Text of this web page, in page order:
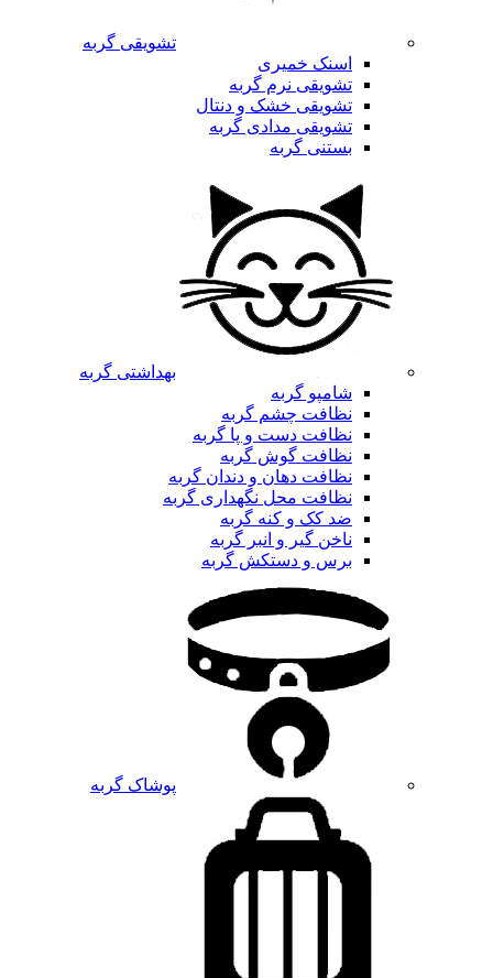
تشویقی گربه
اسنک خمیری
تشویقی نرم گربه
تشویقی خشک و دنتال
تشویقی مدادی گربه
بستنی گربه
بهداشتی گربه
شامپو گربه
نظافت چشم گربه
نظافت دست و پا گربه
نظافت گوش گربه
نظافت دهان و دندان گربه
نظافت محل نگهداری گربه
ضد کک و کنه گربه
ناخن گیر و انبر گربه
برس و دستکش گربه
پوشاک گربه